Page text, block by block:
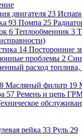
двигателя 23
93 Помпа 25
6 Теплообменник 3
14 Посторонние
проблемы 2
расход топлива,
Масляный фильтр 19
57 Ремень и цепь
рейка 33 Руль 29